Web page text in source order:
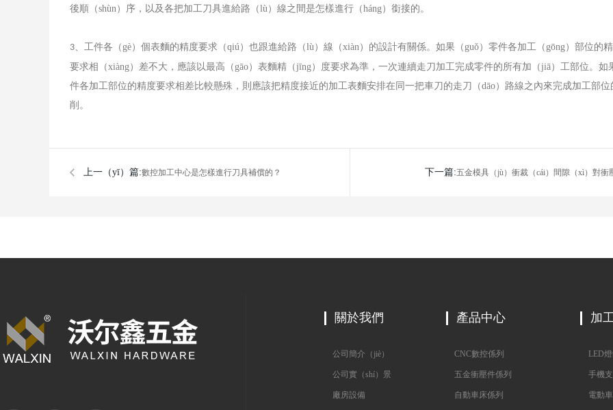
後順（shùn）序，以及各把加工刀具進給路（lù）線之間是怎樣進行（háng）銜接的。
3、工件各（gè）個表麵的精度要求（qiú）也跟進給路（lù）線（xiàn）的設計有關係。如果（guǒ）零件各加工（gōng）部位的
要求相（xiàng）差不大，應該以最高（gāo）表麵精（jīng）度要求為準，一次連續走刀加工完成零件的所有加（jiā）工部位。如
件各加工部位的精度要求相差比較懸殊，則應該把精度接近的加工表麵安排在同一把車刀的走刀（dāo）路線之內來完成加工部位
削。
上一（yī）篇:​數控加工中心是怎樣進行刀具補償的？ 下一篇:五金模具（jù）衝裁（cái）間隙（xì）對衝
關於我們
公司簡介（jiè）
公司實（shí）景
廠房設備
產品中心
CNC數控係列
五金衝壓件係列
自動車床係列
加
LED燈
手機
電動車